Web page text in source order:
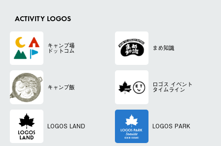
ACTIVITY LOGOS
キャンプ場
ドットコム まめ知識
キャンプ飯 ロゴス イベント
タイムライン
LOGOS LAND LOGOS PARK